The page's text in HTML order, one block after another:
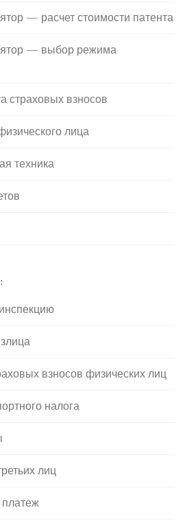
— расчет стоимости патента
— выбор режима
страховых взносов
лица
техника
взносов физических лиц
налога
лиц